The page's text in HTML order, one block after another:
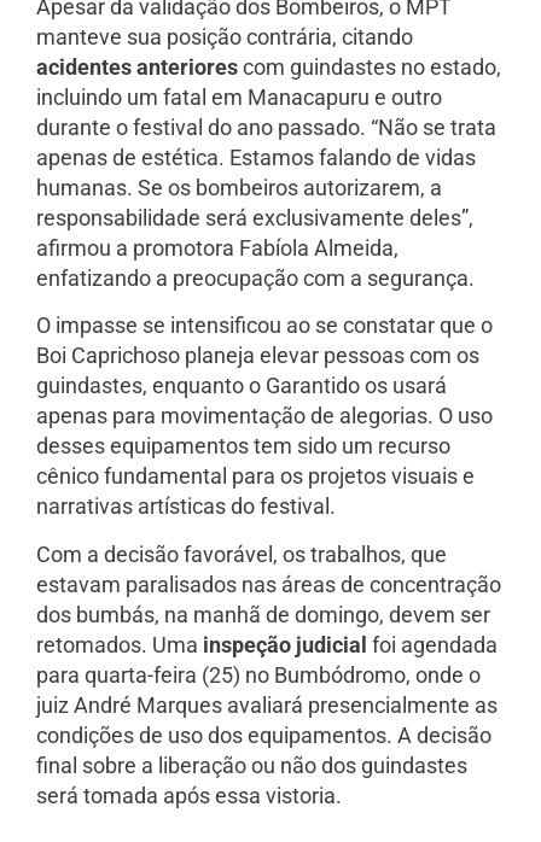
Apesar da validação dos Bombeiros, o MPT
manteve sua posição contrária, citando
acidentes anteriorescom guindastes no estado,
incluindo um fatal em Manacapuru e outro
durante o festival do ano passado. “Não se trata
apenas de estética. Estamos falando de vidas
humanas. Se os bombeiros autorizarem, a
responsabilidade será exclusivamente deles”,
afirmou a promotora Fabíola Almeida,
enfatizando a preocupação com a segurança.
O impasse se intensificou ao se constatar que o
Boi Caprichoso planeja elevar pessoas com os
guindastes, enquanto o Garantido os usará
apenas para movimentação de alegorias. O uso
desses equipamentos tem sido um recurso
cênico fundamental para os projetos visuais e
narrativas artísticas do festival.
Com a decisão favorável, os trabalhos, que
estavam paralisados nas áreas de concentração
dos bumbás, na manhã de domingo, devem ser
retomados. Uma inspeção judicial foi agendada
para quarta-feira (25) no Bumbódromo, onde o
juiz André Marques avaliará presencialmente as
condições de uso dos equipamentos. A decisão
final sobre a liberação ou não dos guindastes
será tomada após essa vistoria.